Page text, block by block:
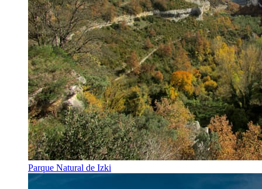
Parque Natural de Izki